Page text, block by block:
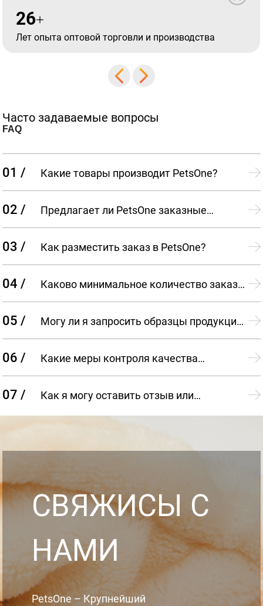
26+
Лет опыта оптовой торговли и производства
FAQ
Часто задаваемые вопросы
01 / Какие товары производит PetsOne?
02 /
Предлагает ли PetsOne заказные
варианты продукции?
03 / Как разместить заказ в PetsOne?
04 /
Каково минимальное количество заказа
(MOQ) для продукции PetsOne?
05 /
Могу ли я запросить образцы продукции
PetsOne перед тем, как сделать оптовый заказ?
06 /
Какие меры контроля качества
применяет PetsOne в процессе производства?
07 /
Как я могу оставить отзыв или
обратиться за поддержкой в PetsOne после
CBЯЖИCЫ C
HAMИ
PetsOne – Крупнейший